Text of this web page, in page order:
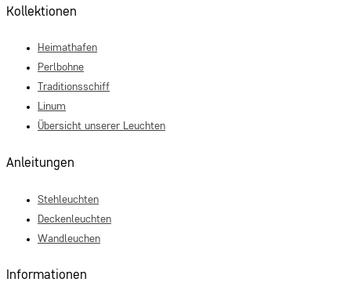
Kollektionen
Heimathafen
Perlbohne
Traditionsschiff
Linum
Übersicht unserer Leuchten
Anleitungen
Stehleuchten
Deckenleuchten
Wandleuchen
Informationen